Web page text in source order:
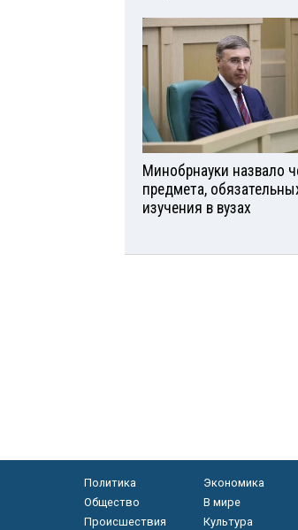
Минобрнауки назвало
предмета,
изучения в вузах
Политика
Экономика
Общество
В мире
Происшествия
Культура